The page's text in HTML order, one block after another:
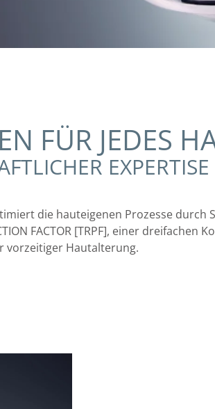
FÜR JEDES
EXPERTISE
die hauteigenen Prozesse
FACTOR [TRPF], einer
vorzeitiger Hautalterung.